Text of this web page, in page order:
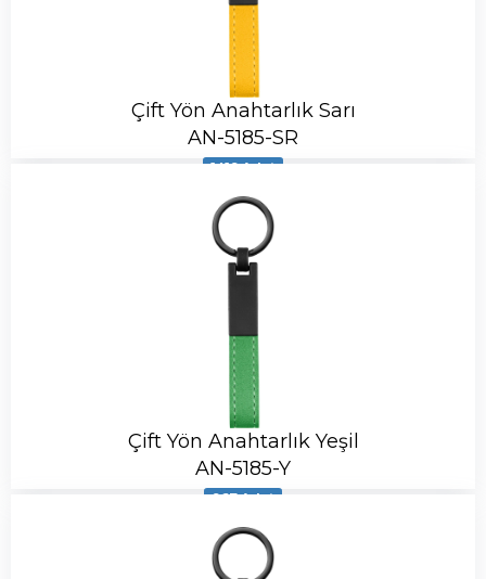
Çift Yön Anahtarlık Sarı
AN-5185-SR
1419 Adet
Çift Yön Anahtarlık Yeşil
AN-5185-Y
967 Adet